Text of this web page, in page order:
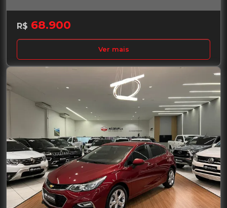
R$ 68.900
Ver mais